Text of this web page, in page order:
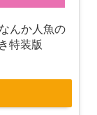
んか人魚の
特装版